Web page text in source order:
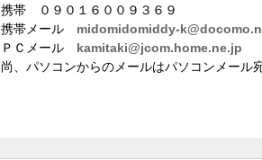
携帯 ０９０１６００９３６９
携帯メール midomidomiddy-
ＰＣメール kamitaki@jcom.home.ne.jp
尚、パソコンからのメールはパソコンメール